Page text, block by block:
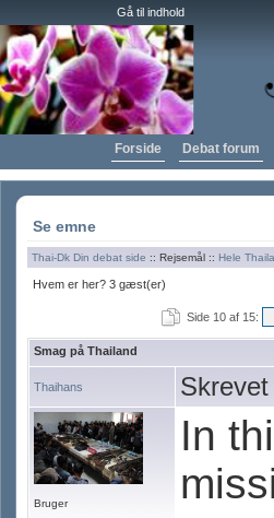
Gå til indhold
Forside Debat forum
Se emne
Thai-Dk Din debat side :: Rejsemål :: Hele
Hvem er her? 3 gæst(er)
Side 10 af 15:
Smag på Thailand
Thaihans
Bruger
In